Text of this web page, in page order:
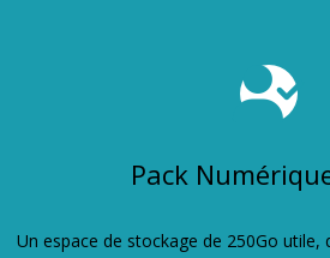
Pack
Un espace de stockage de 250Go